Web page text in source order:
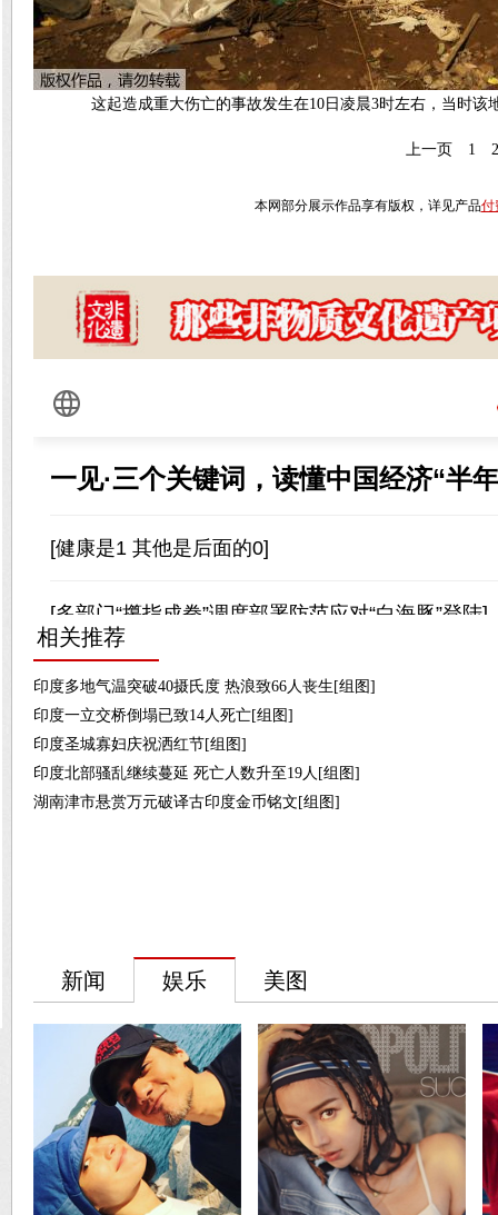
这起造成重大伤亡的事故发生在10日凌晨3时左右，当时
上一页 1 2
本网部分展示作品享有版权，详见产品付
相关推荐
印度多地气温突破40摄氏度 热浪致66人丧生[组图]
印度一立交桥倒塌已致14人死亡[组图]
印度圣城寡妇庆祝洒红节[组图]
印度北部骚乱继续蔓延 死亡人数升至19人[组图]
湖南津市悬赏万元破译古印度金币铭文[组图]